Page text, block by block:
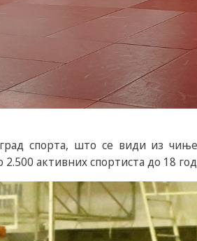
спорта, што се види из
активних спортиста до 18